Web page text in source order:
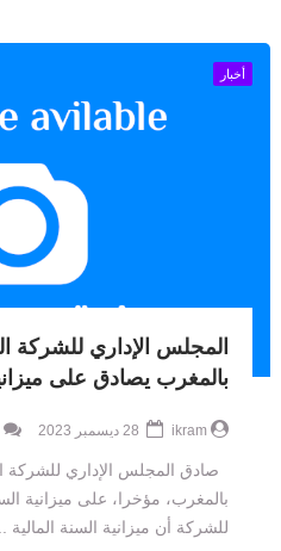
أخبار
المجلس الإداري للشركة
بالمغرب يصادق على ميزانية
ikram
صادق المجلس الإداري للشركة
للشركة أن ميزانية السنة المالية ...